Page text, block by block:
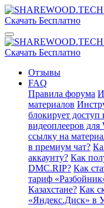
Отзывы
FAQ
Правила форума
материалов
блокирует доступ
видеоплееров
ссылку на
в премиум чат?
аккаунту? Как
DMC.RIP? Как
тариф
Казахстане? Как
«Яндекс.Диск» в